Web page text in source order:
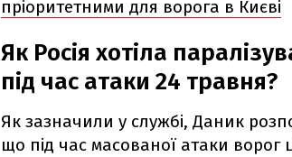
пріоритетними для ворога в Києві
Як Росія хотіла
під час атаки 24 травня?
Як зазначили у службі, Даник
що під час масованої атаки ворог